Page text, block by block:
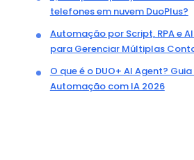
telefones em nuvem DuoPlus?
Automação por Script, RPA e
para Gerenciar Múltiplas
O que é o DUO+ AI Agent?
Automação com IA 2026